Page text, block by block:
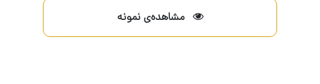
مشاهده‌ی نمونه